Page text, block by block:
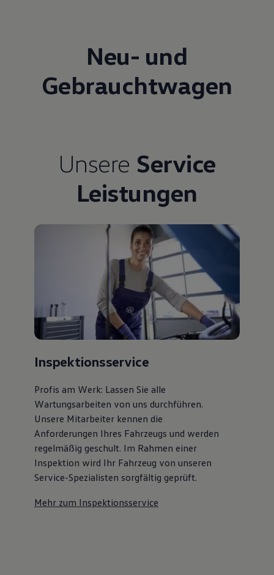
Neu- und
Gebrauchtwagen
Unsere Service
Leistungen
Inspektionsservice
Profis am Werk: Lassen Sie alle
Wartungsarbeiten von uns durchführen.
Unsere Mitarbeiter kennen die
Anforderungen Ihres Fahrzeugs und werden
regelmäßig geschult. Im Rahmen einer
Inspektion wird Ihr Fahrzeug von unseren
Service-Spezialisten sorgfältig geprüft.
Mehr zum Inspektionsservice